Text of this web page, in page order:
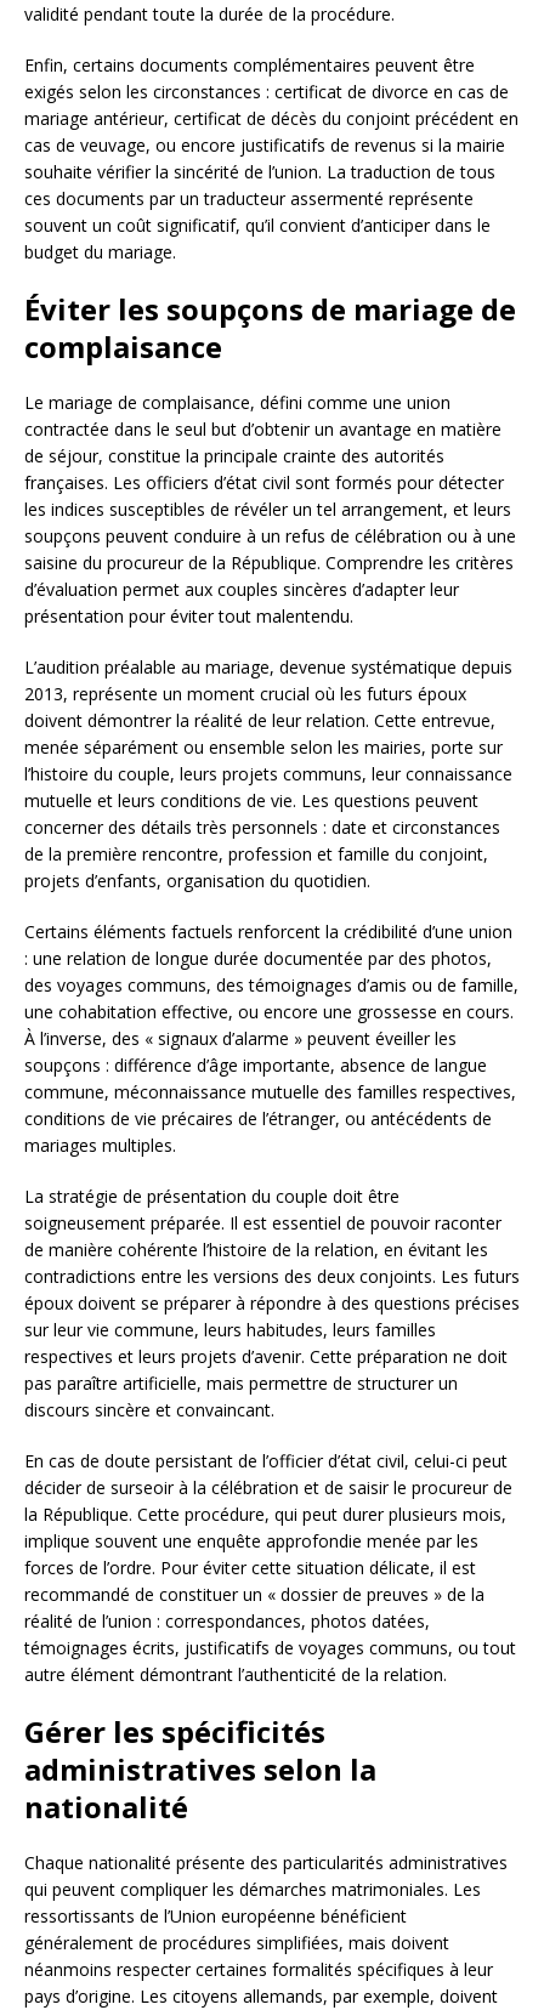
validité pendant toute la durée de la procédure.
Enfin, certains documents complémentaires peuvent être
exigés selon les circonstances : certificat de divorce en cas de
mariage antérieur, certificat de décès du conjoint précédent en
cas de veuvage, ou encore justificatifs de revenus si la mairie
souhaite vérifier la sincérité de l’union. La traduction de tous
ces documents par un traducteur assermenté représente
souvent un coût significatif, qu’il convient d’anticiper dans le
budget du mariage.
Éviter les soupçons de mariage de
complaisance
Le mariage de complaisance, défini comme une union
contractée dans le seul but d’obtenir un avantage en matière
de séjour, constitue la principale crainte des autorités
françaises. Les officiers d’état civil sont formés pour détecter
les indices susceptibles de révéler un tel arrangement, et leurs
soupçons peuvent conduire à un refus de célébration ou à une
saisine du procureur de la République. Comprendre les critères
d’évaluation permet aux couples sincères d’adapter leur
présentation pour éviter tout malentendu.
L’audition préalable au mariage, devenue systématique depuis
2013, représente un moment crucial où les futurs époux
doivent démontrer la réalité de leur relation. Cette entrevue,
menée séparément ou ensemble selon les mairies, porte sur
l’histoire du couple, leurs projets communs, leur connaissance
mutuelle et leurs conditions de vie. Les questions peuvent
concerner des détails très personnels : date et circonstances
de la première rencontre, profession et famille du conjoint,
projets d’enfants, organisation du quotidien.
Certains éléments factuels renforcent la crédibilité d’une union
: une relation de longue durée documentée par des photos,
des voyages communs, des témoignages d’amis ou de famille,
une cohabitation effective, ou encore une grossesse en cours.
À l’inverse, des « signaux d’alarme » peuvent éveiller les
soupçons : différence d’âge importante, absence de langue
commune, méconnaissance mutuelle des familles respectives,
conditions de vie précaires de l’étranger, ou antécédents de
mariages multiples.
La stratégie de présentation du couple doit être
soigneusement préparée. Il est essentiel de pouvoir raconter
de manière cohérente l’histoire de la relation, en évitant les
contradictions entre les versions des deux conjoints. Les futurs
époux doivent se préparer à répondre à des questions précises
sur leur vie commune, leurs habitudes, leurs familles
respectives et leurs projets d’avenir. Cette préparation ne doit
pas paraître artificielle, mais permettre de structurer un
discours sincère et convaincant.
En cas de doute persistant de l’officier d’état civil, celui-ci peut
décider de surseoir à la célébration et de saisir le procureur de
la République. Cette procédure, qui peut durer plusieurs mois,
implique souvent une enquête approfondie menée par les
forces de l’ordre. Pour éviter cette situation délicate, il est
recommandé de constituer un « dossier de preuves » de la
réalité de l’union : correspondances, photos datées,
témoignages écrits, justificatifs de voyages communs, ou tout
autre élément démontrant l’authenticité de la relation.
Gérer les spécificités
administratives selon la
nationalité
Chaque nationalité présente des particularités administratives
qui peuvent compliquer les démarches matrimoniales. Les
ressortissants de l’Union européenne bénéficient
généralement de procédures simplifiées, mais doivent
néanmoins respecter certaines formalités spécifiques à leur
pays d’origine. Les citoyens allemands, par exemple, doivent